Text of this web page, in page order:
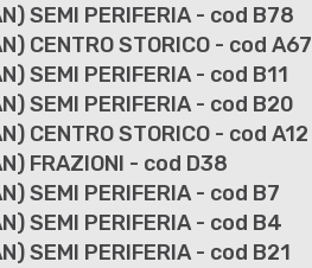
SEMI PERIFERIA - cod B78
STORICO - cod A67
PERIFERIA - cod B11
SEMI PERIFERIA - cod B20
STORICO - cod A12
FRAZIONI - cod D38
PERIFERIA - cod B7
SEMI PERIFERIA - cod B4
PERIFERIA - cod B21